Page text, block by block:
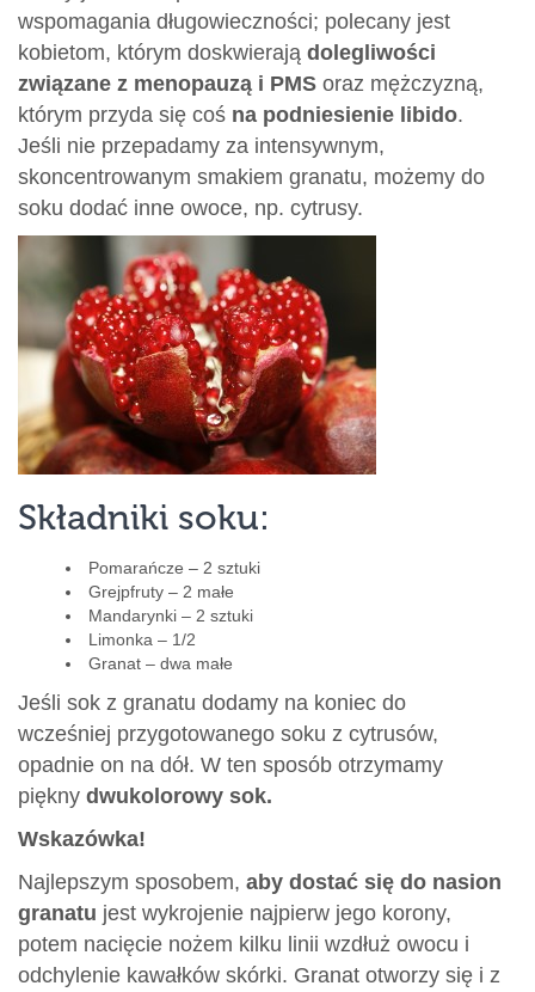
wspomagania długowieczności; polecany jest
kobietom, którym doskwierają dolegliwości
związane z menopauzą i PMS oraz mężczyzną,
którym przyda się coś na podniesienie libido.
Jeśli nie przepadamy za intensywnym,
skoncentrowanym smakiem granatu, możemy do
soku dodać inne owoce, np. cytrusy.
Składniki soku:
Pomarańcze – 2 sztuki
Grejpfruty – 2 małe
Mandarynki – 2 sztuki
Limonka – 1/2
Granat – dwa małe
Jeśli sok z granatu dodamy na koniec do
wcześniej przygotowanego soku z cytrusów,
opadnie on na dół. W ten sposób otrzymamy
piękny dwukolorowy sok.
Wskazówka!
Najlepszym sposobem, aby dostać się do nasion
granatu jest wykrojenie najpierw jego korony,
potem nacięcie nożem kilku linii wzdłuż owocu i
odchylenie kawałków skórki. Granat otworzy się i z